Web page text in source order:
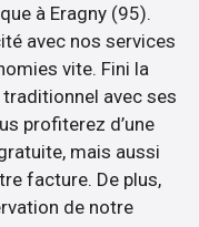
à Eragny (95).
avec nos services
vite. Fini la
avec ses
profiterez d’une
mais aussi
facture. De plus,
de notre